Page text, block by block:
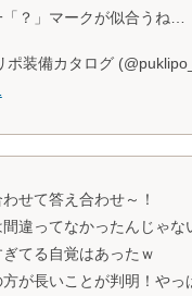
？」マークが似合うね…
装備カタログ
せて答え合わせ～！
違ってなかったんじゃな
てる自覚はあったｗ
が長いことが判明！やっ